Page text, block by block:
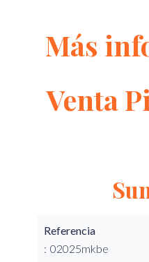
Más
Venta
Referencia
02025mkbe